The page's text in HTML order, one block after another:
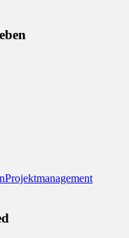
Projektmanagement